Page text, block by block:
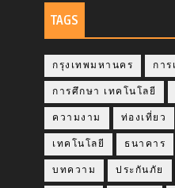
TAGS
กรุงเทพมหานคร การ
การศึกษา เทคโนโลยี
ความงาม ท่องเที่ยว
เทคโนโลยี ธนาคาร
บทความ ประกันภัย